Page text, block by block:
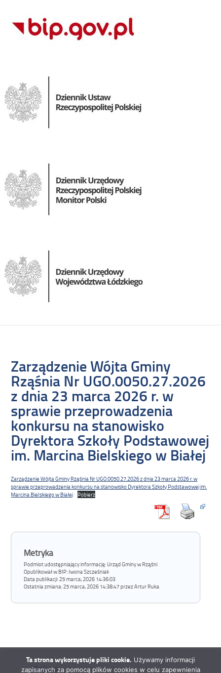
Zarządzenie Wójta Gminy
Rząśnia Nr UGO.0050.27.2026
z dnia 23 marca 2026 r. w
sprawie przeprowadzenia
konkursu na stanowisko
Dyrektora Szkoły Podstawowej
im. Marcina Bielskiego w Białej
Zarządzenie Wójta Gminy Rząśnia Nr UGO.0050.27.2026 z dnia 23 marca 2026 r. w
sprawie przeprowadzenia konkursu na stanowisko Dyrektora Szkoły Podstawowej im.
Marcina Bielskiego w Białej
Pobierz
Metryka
Podmiot udostępniający informację: Urząd Gminy w Rząśni
Opublikował w BIP: Iwona Szcześniak
Data publikacji:25 marca, 2026 14:36:03
Ostatnia zmiana:25 marca, 2026 14:38:47 przez Artur Ruka
Deklaracja
Ta strona wykorzystuje pliki cookie. Używamy informacji
zapisanych za pomocą plików cookies w celu zapewnienia